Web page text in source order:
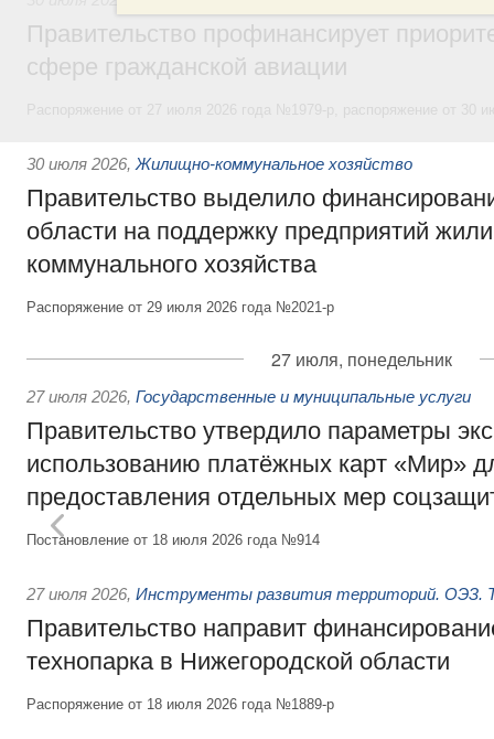
Правительство профинансирует
сфере гражданской авиации
30 июля 2026, Жилищно-коммунальное хозяйство
Правительство выделило
области на поддержку предприятий
коммунального хозяйства
Распоряжение от 29 июля 2026 года №2021-р
27 июля, понедельник
27 июля 2026, Государственные и муниципальные услуги
Правительство утвердило параметры
использованию платёжных карт «Мир»
предоставления отдельных мер
Постановление от 18 июля 2026 года №914
27 июля 2026, Инструменты развития территорий. ОЭЗ.
Правительство направит
технопарка в Нижегородской области
Распоряжение от 18 июля 2026 года №1889-р